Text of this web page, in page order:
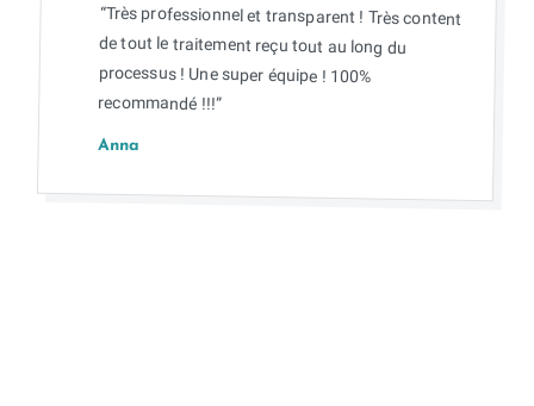
“Très professionnel et transparent ! Très content
de tout le traitement reçu tout au long du
processus ! Une super équipe ! 100%
recommandé !!!”
Anna